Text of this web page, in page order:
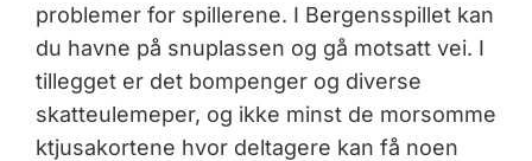
problemer for spillerene. I Bergensspillet kan
du havne på snuplassen og gå motsatt vei. I
tillegget er det bompenger og diverse
skatteulemeper, og ikke minst de morsomme
ktjusakortene hvor deltagere kan få noen